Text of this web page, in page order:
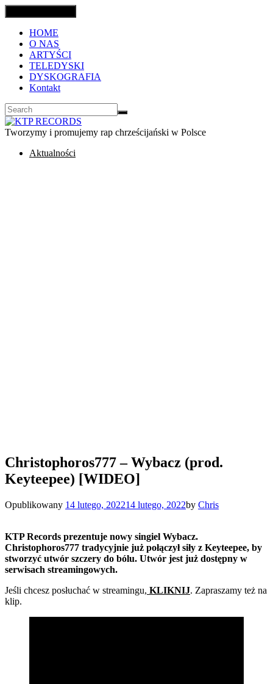
HOME
O NAS
ARTYŚCI
TELEDYSKI
DYSKOGRAFIA
Kontakt
Tworzymy i promujemy rap chrześcijański w Polsce
Aktualności
Christophoros777 – Wybacz (prod.
Keyteepee) [WIDEO]
Opublikowany 14 lutego, 202214 lutego, 2022by Chris
KTP Records prezentuje nowy singiel Wybacz.
Christophoros777 tradycyjnie już połączył siły z Keyteepee, by
stworzyć utwór szczery do bólu. Utwór jest już dostępny w
serwisach streamingowych.
Jeśli chcesz posłuchać w streamingu, KLIKNIJ. Zapraszamy też na
klip.